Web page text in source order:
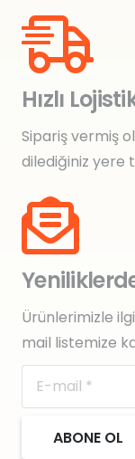
Hızlı
Sipariş vermiş
dilediğiniz yere
Ürünlerimizle
mail listemize
ABONE OL